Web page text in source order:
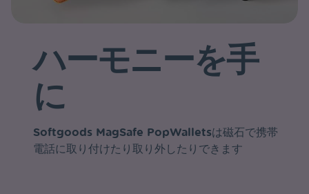
ハーモニーを手
に
Softgoods MagSafe PopWalletsは磁石で携帯
電話に取り付けたり取り外したりできます